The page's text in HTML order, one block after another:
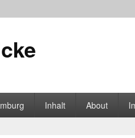
Inhalt About